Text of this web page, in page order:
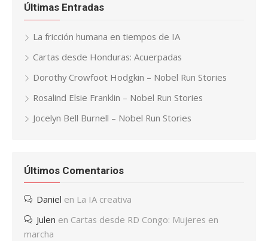
Últimas Entradas
La fricción humana en tiempos de IA
Cartas desde Honduras: Acuerpadas
Dorothy Crowfoot Hodgkin – Nobel Run Stories
Rosalind Elsie Franklin – Nobel Run Stories
Jocelyn Bell Burnell – Nobel Run Stories
Últimos Comentarios
Daniel en La IA creativa
Julen en Cartas desde RD Congo: Mujeres en
marcha